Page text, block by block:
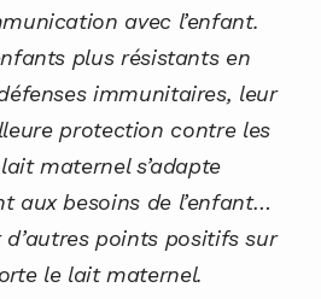
avec l’enfant.
plus résistants en
immunitaires, leur
protection contre les
maternel s’adapte
aux besoins de l’enfant…
points positifs sur
le lait maternel.